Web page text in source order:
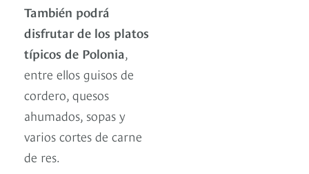
También podrá
disfrutar de los platos
típicos de Polonia
entre ellos guisos de
cordero, quesos
ahumados, sopas y
varios cortes de carne
de res.